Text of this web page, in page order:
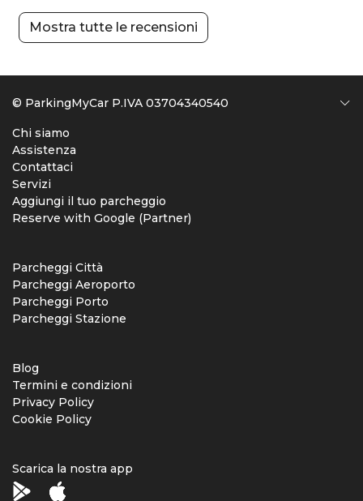
Mostra tutte le recensioni
© ParkingMyCar P.IVA 03704340540
Chi siamo
Assistenza
Contattaci
Servizi
Aggiungi il tuo parcheggio
Reserve with Google (Partner)
Parcheggi Città
Parcheggi Aeroporto
Parcheggi Porto
Parcheggi Stazione
Blog
Termini e condizioni
Privacy Policy
Cookie Policy
Scarica la nostra app